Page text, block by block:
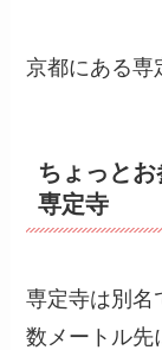
京都にある専
ちょっと
専定寺
専定寺は別名
数メートル先